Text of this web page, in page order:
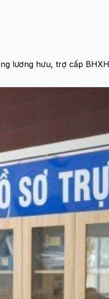
lương hưu, trợ cấp